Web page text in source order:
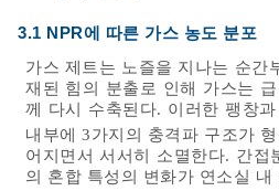
3.1 NPR에 따른 가스 농도 분포
가스 제트는 노즐을 지나는 순간
재된 힘의 분출로 인해 가스는
께 다시 수축된다. 이러한 팽창
내부에 3가지의 충격파 구조가
어지면서 서서히 소멸한다. 간
의 혼합 특성의 변화가 연소실